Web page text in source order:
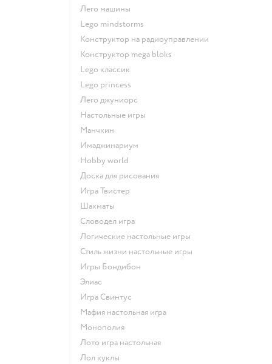
Лего машины
Lego mindstorms
Конструктор на радиоуправлении
Конструктор mega bloks
Lego классик
Lego princess
Лего джуниорс
Настольные игры
Манчкин
Имаджинариум
Hobby world
Доска для рисования
Игра Твистер
Шахматы
Словодел игра
Логические настольные игры
Стиль жизни настольные игры
Игры Бондибон
Элиас
Игра Свинтус
Мафия настольная игра
Монополия
Лото игра настольная
Лол куклы